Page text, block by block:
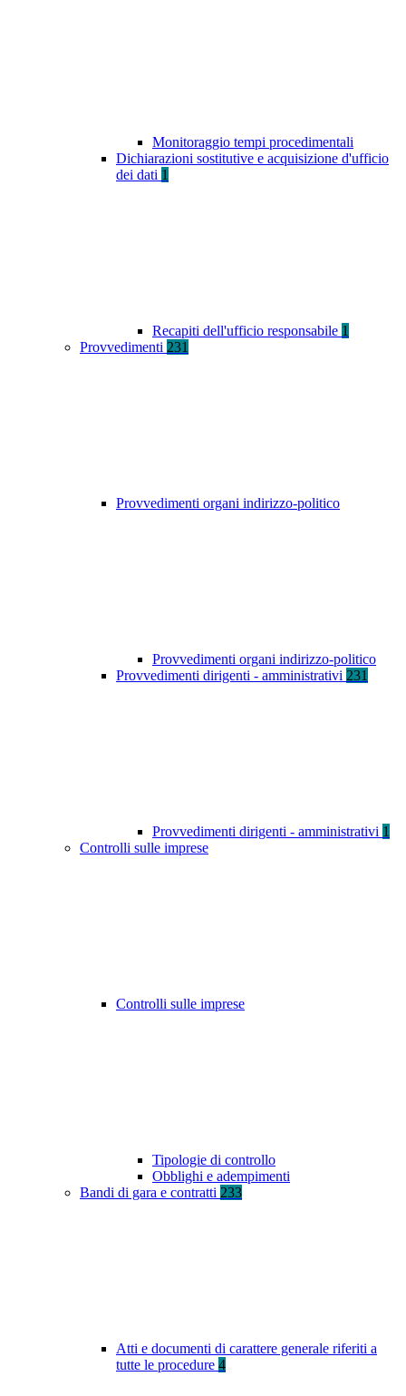
Monitoraggio tempi procedimentali
Dichiarazioni sostitutive e acquisizione d'ufficio
dei dati 1
Recapiti dell'ufficio responsabile 1
Provvedimenti 231
Provvedimenti organi indirizzo-politico
Provvedimenti organi indirizzo-politico
Provvedimenti dirigenti - amministrativi 231
Provvedimenti dirigenti - amministrativi 1
Controlli sulle imprese
Controlli sulle imprese
Tipologie di controllo
Obblighi e adempimenti
Bandi di gara e contratti 233
Atti e documenti di carattere generale riferiti a
tutte le procedure 4